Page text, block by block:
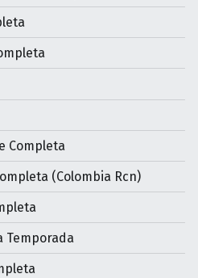
Completa
(Colombia Rcn)
Temporada